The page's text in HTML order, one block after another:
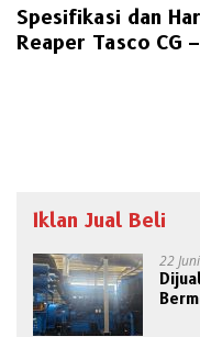
Spesifikasi dan
Reaper Tasco CG
Iklan Jual Beli
22